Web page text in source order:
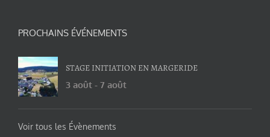
PROCHAINS ÉVÉNEMENTS
STAGE INITIATION EN MARGERIDE
3 août - 7 août
Voir tous les Évènements